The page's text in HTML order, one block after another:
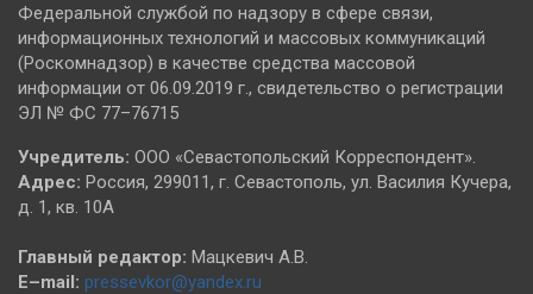
Федеральной службой по надзору в сфере связи,
информационных технологий и массовых коммуникаций
(Роскомнадзор) в качестве средства массовой
информации от 06.09.2019 г., свидетельство о регистрации
ЭЛ № ФС 77–76715
Учредитель: ООО «Севастопольский Корреспондент».
Адрес: Россия, 299011, г. Севастополь, ул. Василия Кучера,
д. 1, кв. 10А
Главный редактор: Мацкевич А.В.
E–mail: pressevkor@yandex.ru